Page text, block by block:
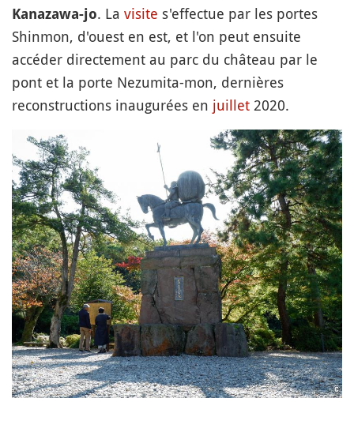
Kanazawa-jo. La visite s'effectue par les portes
Shinmon, d'ouest en est, et l'on peut ensuite
accéder directement au parc du château par le
pont et la porte Nezumita-mon, dernières
reconstructions inaugurées en juillet 2020.